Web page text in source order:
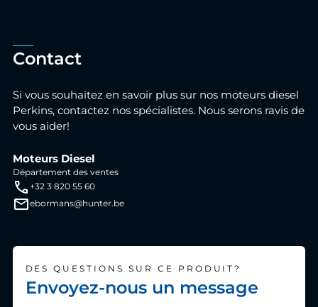
Contact
Si vous souhaitez en savoir plus sur nos moteurs diesel
Perkins, contactez nos spécialistes. Nous serons ravis de
vous aider!
Moteurs Diesel
Département des ventes
+32 3 820 55 60
ebormans@hunter.be
DES QUESTIONS SUR CE PRODUIT?
Envoyez-nous un message